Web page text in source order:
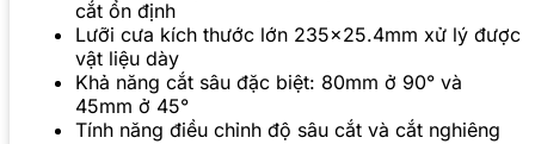
cắt ổn định
Lưỡi cưa kích thước lớn 235×25.4mm xử lý được
vật liệu dày
Khả năng cắt sâu đặc biệt: 80mm ở 90° và
45mm ở 45°
Tính năng điều chỉnh độ sâu cắt và cắt nghiêng